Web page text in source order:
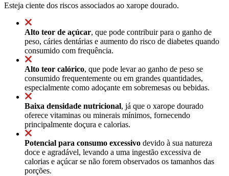
Esteja ciente dos riscos associados ao xarope dourado.
Alto teor de açúcar, que pode contribuir para o ganho de
peso, cáries dentárias e aumento do risco de diabetes quando
consumido com frequência.
Alto teor calórico, que pode levar ao ganho de peso se
consumido frequentemente ou em grandes quantidades,
especialmente como adoçante em sobremesas ou bebidas.
Baixa densidade nutricional, já que o xarope dourado
oferece vitaminas ou minerais mínimos, fornecendo
principalmente doçura e calorias.
Potencial para consumo excessivo devido à sua natureza
doce e agradável, levando a uma ingestão excessiva de
calorias e açúcar se não forem observados os tamanhos das
porções.